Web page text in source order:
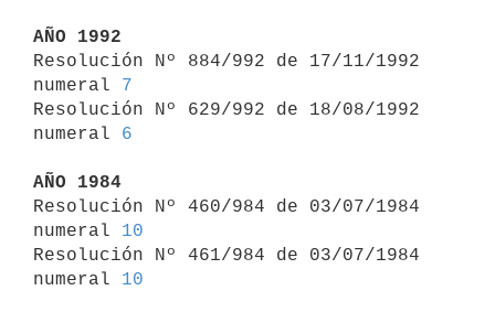
AÑO 1992
Resolución Nº 884/992 de 17/11/1992
numeral 7
Resolución Nº 629/992 de 18/08/1992
numeral 6
AÑO 1984
Resolución Nº 460/984 de 03/07/1984
numeral 10
Resolución Nº 461/984 de 03/07/1984
numeral 10